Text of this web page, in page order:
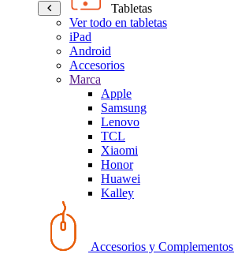
Tabletas
Ver todo en tabletas
iPad
Android
Accesorios
Marca
Apple
Samsung
Lenovo
TCL
Xiaomi
Honor
Huawei
Kalley
Accesorios y Complementos